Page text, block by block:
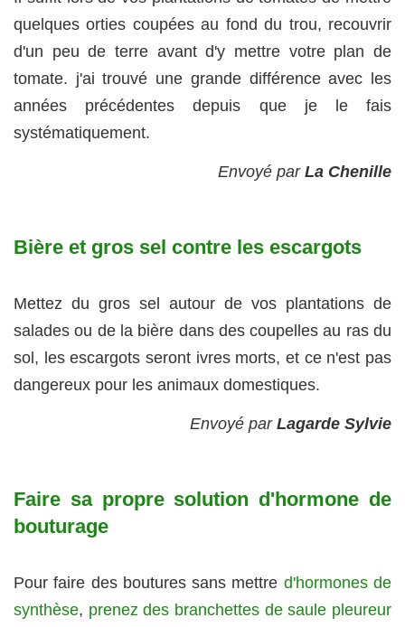
quelques orties coupées au fond du trou, recouvrir
d'un peu de terre avant d'y mettre votre plan de
tomate. j'ai trouvé une grande différence avec les
années précédentes depuis que je le fais
systématiquement.
Envoyé par La Chenille
Bière et gros sel contre les escargots
Mettez du gros sel autour de vos plantations de
salades ou de la bière dans des coupelles au ras du
sol, les escargots seront ivres morts, et ce n'est pas
dangereux pour les animaux domestiques.
Envoyé par Lagarde Sylvie
Faire sa propre solution d'hormone de
bouturage
Pour faire des boutures sans mettre d'hormones de
synthèse, prenez des branchettes de saule pleureur